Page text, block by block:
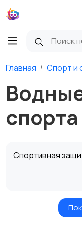
Главная Спорт и
Спортивная